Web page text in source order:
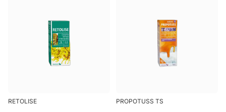
RETOLISE PROPOTUSS TS